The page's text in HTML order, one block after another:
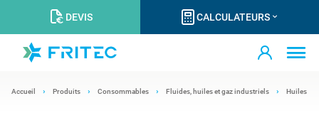
DEVIS CALCULATEURS
Accueil Produits Consommables Fluides, huiles et gaz industriels Huiles